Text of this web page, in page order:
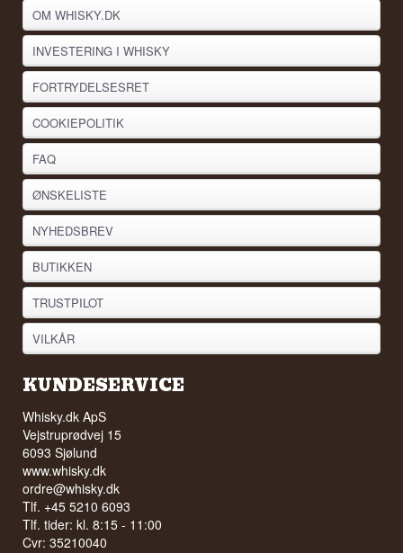
OM WHISKY.DK
INVESTERING I WHISKY
FORTRYDELSESRET
COOKIEPOLITIK
FAQ
ØNSKELISTE
NYHEDSBREV
BUTIKKEN
TRUSTPILOT
VILKÅR
KUNDESERVICE
Whisky.dk ApS
Vejstruprødvej 15
6093 Sjølund
www.whisky.dk
ordre@whisky.dk
Tlf. +45 5210 6093
Tlf. tider: kl. 8:15 - 11:00
Cvr: 35210040